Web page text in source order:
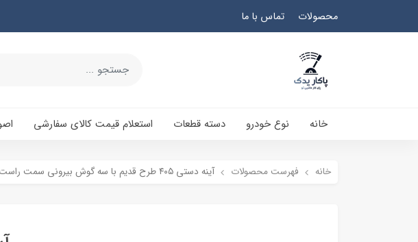
محصولات تماس با ما
خانه نوع خودرو دسته قطعات استعلام قیمت کالای سفارشی
خانه فهرست محصولات آینه دستی ۴۰۵ طرح قدیم با سه گوش بیرونی سمت راست (شاگرد) کاوج